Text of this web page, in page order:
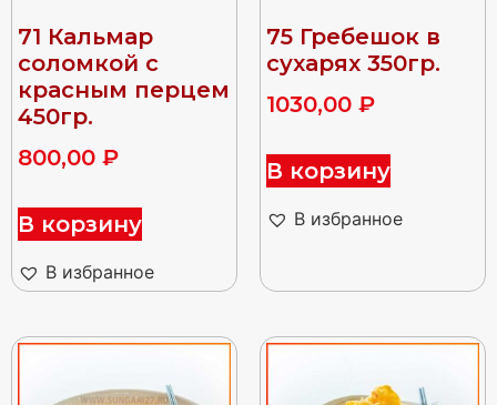
71 Кальмар
соломкой с
красным перцем
450гр.
800,00 ₽
В корзину
В избранное
75 Гребешок в
сухарях 350гр.
1030,00 ₽
В корзину
В избранное